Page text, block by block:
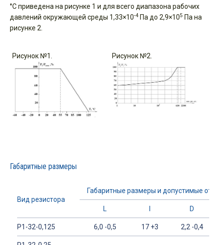
°С приведена на рисунке 1 и для всего диапазона рабочих
давлений окружающей среды 1,33×10-4 Па до 2,9×105 Па на
рисунке 2.
Рисунок №1. Рисунок №2.
Габаритные размеры
Вид резистора
Габаритные размеры и допустимые
L D
Р1-32-0,125 6,0 -0,5 17 +3 2,2 -0,4